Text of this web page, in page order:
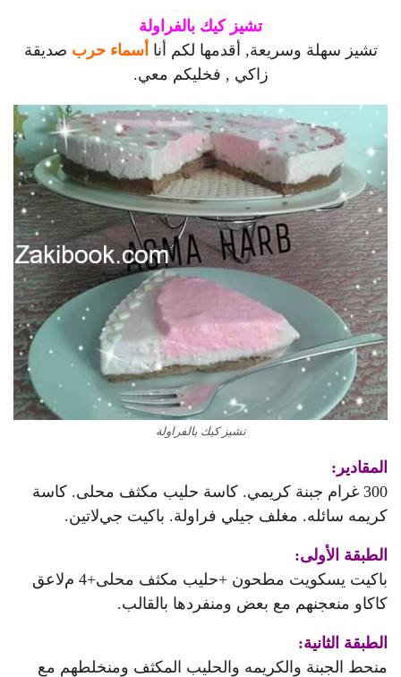
تشيز كيك بالفراولة
تشيز سهلة وسريعة, أقدمها لكم أنا أسماء حرب صديقة
زاكي , فخليكم معي.
تشيز كيك بالفراولة
المقادير:
300 غرام جبنة كريمي. كاسة حليب مكثف محلى. كاسة
كريمه سائله. مغلف جيلي فراولة. باكيت جيﻻتين.
الطبقة الأولى:
باكيت يسكويت مطحون +حليب مكثف محلى+4 مﻻعق
كاكاو منعجنهم مع بعض ومنفردها بالقالب.
الطبقة الثانية:
منحط الجبنة والكريمه والحليب المكثف ومنخلطهم مع